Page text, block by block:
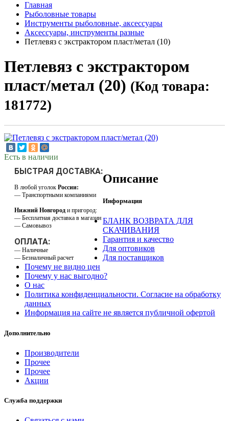
Главная
Рыболовные товары
Инструменты рыболовные, аксессуары
Аксессуары, инструменты разные
Петлевяз с экстрактором пласт/метал (10)
Петлевяз с экстрактором
пласт/метал (20) (Код товара:
181772)
Есть в наличии
БЫСТРАЯ ДОСТАВКА:
В любой уголок России:
— Транспортными компаниями
Нижний Новгород и пригород:
— Бесплатная доставка в магазин
— Самовывоз
ОПЛАТА:
— Наличные
— Безналичный расчет
Описание
Информация
БЛАНК ВОЗВРАТА ДЛЯ
СКАЧИВАНИЯ
Гарантия и качество
Для оптовиков
Для поставщиков
Почему не видно цен
Почему у нас выгодно?
О нас
Политика конфиденциальности. Согласие на обработку
данных
Информация на сайте не является публичной офертой
Дополнительно
Производители
Прочее
Прочее
Акции
Служба поддержки